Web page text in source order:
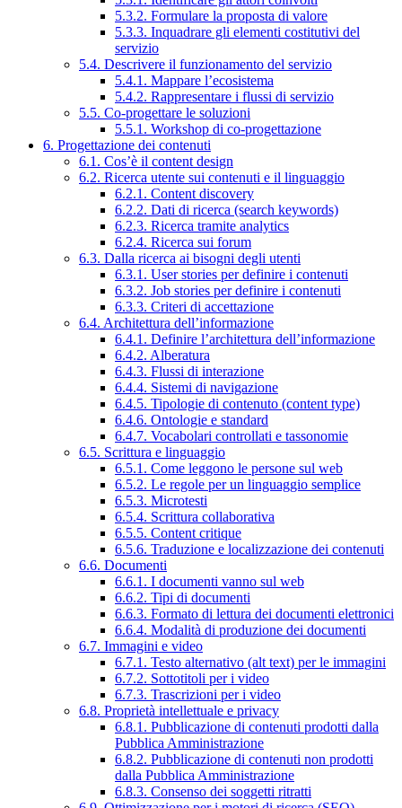
5.3.2. Formulare la proposta di valore
5.3.3. Inquadrare gli elementi costitutivi del
servizio
5.4. Descrivere il funzionamento del servizio
5.4.1. Mappare l’ecosistema
5.4.2. Rappresentare i flussi di servizio
5.5. Co-progettare le soluzioni
5.5.1. Workshop di co-progettazione
6. Progettazione dei contenuti
6.1. Cos’è il content design
6.2. Ricerca utente sui contenuti e il linguaggio
6.2.1. Content discovery
6.2.2. Dati di ricerca (search keywords)
6.2.3. Ricerca tramite analytics
6.2.4. Ricerca sui forum
6.3. Dalla ricerca ai bisogni degli utenti
6.3.1. User stories per definire i contenuti
6.3.2. Job stories per definire i contenuti
6.3.3. Criteri di accettazione
6.4. Architettura dell’informazione
6.4.1. Definire l’architettura dell’informazione
6.4.2. Alberatura
6.4.3. Flussi di interazione
6.4.4. Sistemi di navigazione
6.4.5. Tipologie di contenuto (content type)
6.4.6. Ontologie e standard
6.4.7. Vocabolari controllati e tassonomie
6.5. Scrittura e linguaggio
6.5.1. Come leggono le persone sul web
6.5.2. Le regole per un linguaggio semplice
6.5.3. Microtesti
6.5.4. Scrittura collaborativa
6.5.5. Content critique
6.5.6. Traduzione e localizzazione dei contenuti
6.6. Documenti
6.6.1. I documenti vanno sul web
6.6.2. Tipi di documenti
6.6.3. Formato di lettura dei documenti elettronici
6.6.4. Modalità di produzione dei documenti
6.7. Immagini e video
6.7.1. Testo alternativo (alt text) per le immagini
6.7.2. Sottotitoli per i video
6.7.3. Trascrizioni per i video
6.8. Proprietà intellettuale e privacy
6.8.1. Pubblicazione di contenuti prodotti dalla
Pubblica Amministrazione
6.8.2. Pubblicazione di contenuti non prodotti
dalla Pubblica Amministrazione
6.8.3. Consenso dei soggetti ritratti